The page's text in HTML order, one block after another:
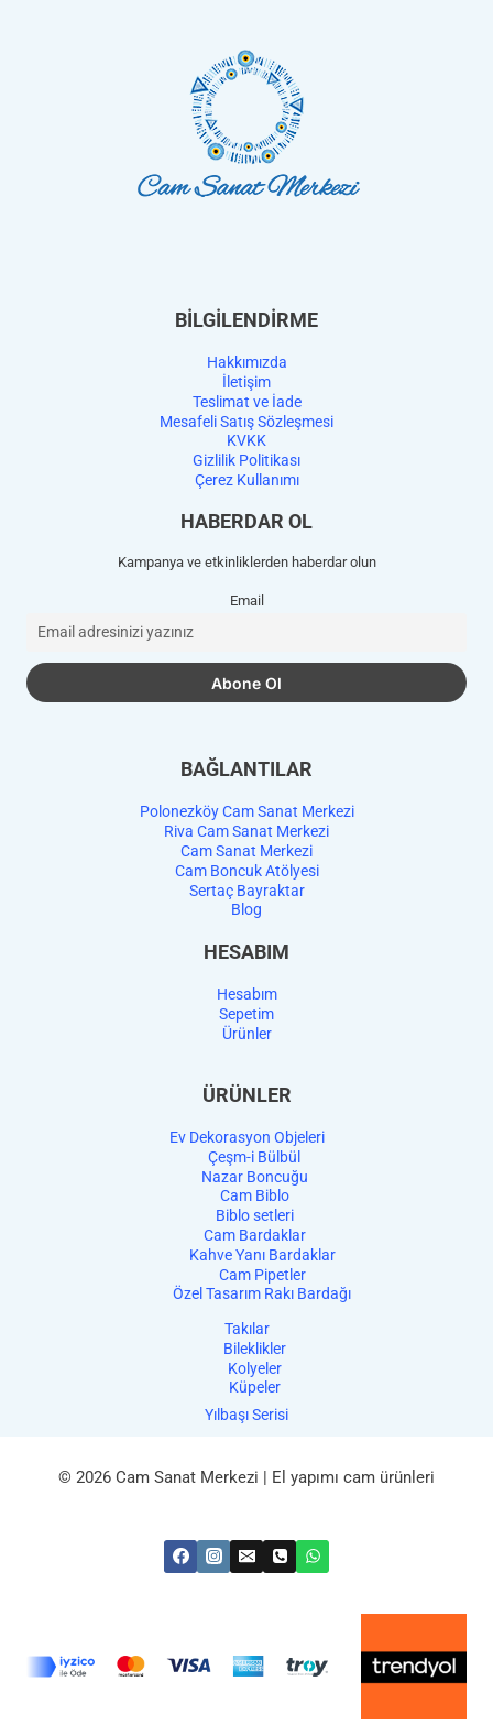
BİLGİLENDİRME
Hakkımızda
İletişim
Teslimat ve İade
Mesafeli Satış Sözleşmesi
KVKK
Gizlilik Politikası
Çerez Kullanımı
HABERDAR OL
Kampanya ve etkinliklerden haberdar olun
Email
BAĞLANTILAR
Polonezköy Cam Sanat Merkezi
Riva Cam Sanat Merkezi
Cam Sanat Merkezi
Cam Boncuk Atölyesi
Sertaç Bayraktar
Blog
HESABIM
Hesabım
Sepetim
Ürünler
ÜRÜNLER
Ev Dekorasyon Objeleri
Çeşm-i Bülbül
Nazar Boncuğu
Cam Biblo
Biblo setleri
Cam Bardaklar
Kahve Yanı Bardaklar
Cam Pipetler
Özel Tasarım Rakı Bardağı
Takılar
Bileklikler
Kolyeler
Küpeler
Yılbaşı Serisi
© 2026 Cam Sanat Merkezi | El yapımı cam ürünleri